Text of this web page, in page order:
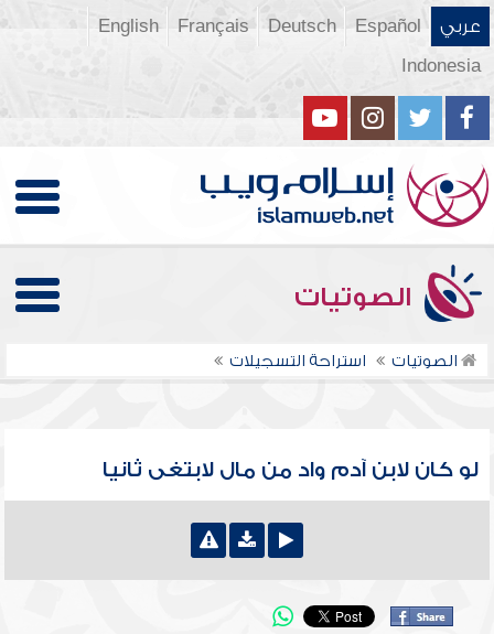
عربي Español
Deutsch
Français
English
Indonesia
الصوتيات
الصوتيات استراحة التسجيلات
لو كان لابن آدم واد من مال لابتغى ثانيا